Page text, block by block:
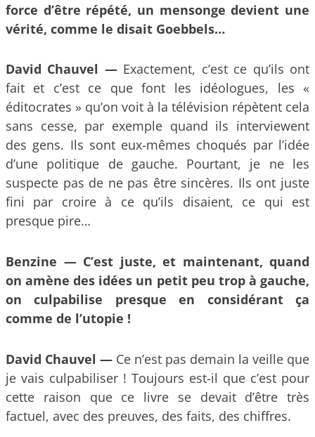
force d’être répété, un mensonge devient une
vérité, comme le disait Goebbels…
David Chauvel —Exactement, c’est ce qu’ils ont
fait et c’est ce que font les idéologues, les «
éditocrates » qu’on voit à la télévision répètent cela
sans cesse, par exemple quand ils interviewent
des gens. Ils sont eux-mêmes choqués par l’idée
d’une politique de gauche. Pourtant, je ne les
suspecte pas de ne pas être sincères. Ils ont juste
fini par croire à ce qu’ils disaient, ce qui est
presque pire…
Benzine — C’est juste, et maintenant, quand
on amène des idées un petit peu trop à gauche,
on culpabilise presque en considérant ça
comme de l’utopie !
David Chauvel — Ce n’est pas demain la veille que
je vais culpabiliser ! Toujours est-il que c’est pour
cette raison que ce livre se devait d’être très
factuel, avec des preuves, des faits, des chiffres.